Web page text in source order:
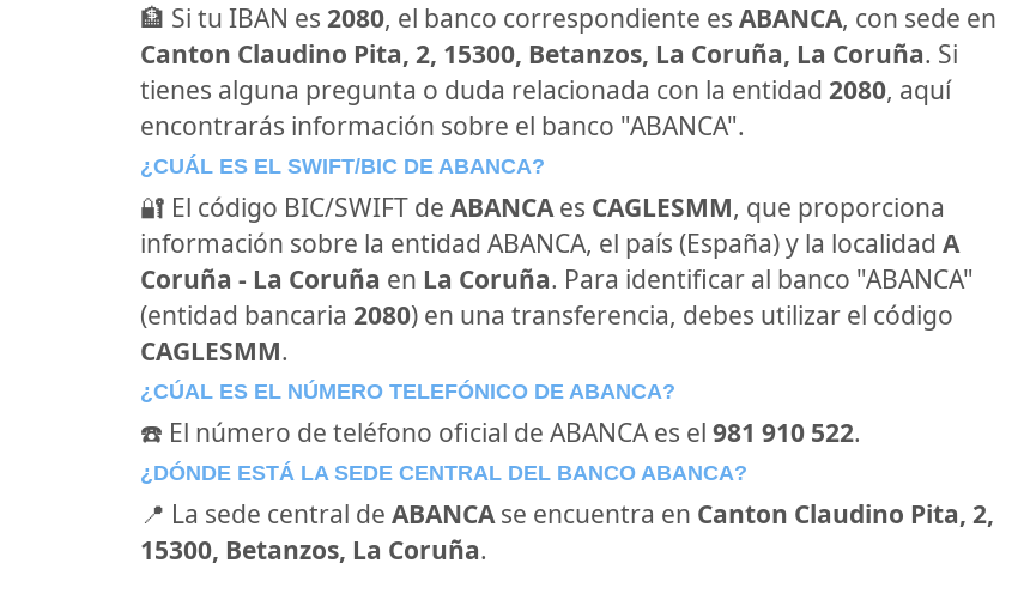
🏦 Si tu IBAN es 2080, el banco correspondiente es ABANCA, con sede en
Canton Claudino Pita, 2, 15300, Betanzos, La Coruña, La Coruña. Si
tienes alguna pregunta o duda relacionada con la entidad 2080, aquí
encontrarás información sobre el banco "ABANCA".
¿CUÁL ES EL SWIFT/BIC DE ABANCA?
🔐 El código BIC/SWIFT de ABANCAes CAGLESMM, que proporciona
información sobre la entidad ABANCA, el país (España) y la localidad A
Coruña - La Coruña en La Coruña. Para identificar al banco "ABANCA"
(entidad bancaria 2080) en una transferencia, debes utilizar el código
CAGLESMM.
¿CÚAL ES EL NÚMERO TELEFÓNICO DE ABANCA?
☎️ El número de teléfono oficial de ABANCA es el 981 910 522.
¿DÓNDE ESTÁ LA SEDE CENTRAL DEL BANCO ABANCA?
📍 La sede central de ABANCAse encuentra en Canton Claudino Pita, 2,
15300, Betanzos, La Coruña.